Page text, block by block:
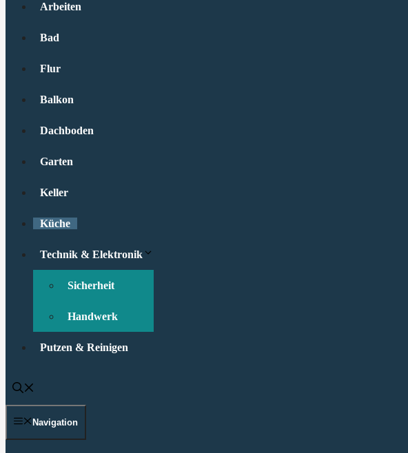
Arbeiten
Bad
Flur
Balkon
Dachboden
Garten
Keller
Küche
Technik & Elektronik
Sicherheit
Handwerk
Putzen & Reinigen
Navigation